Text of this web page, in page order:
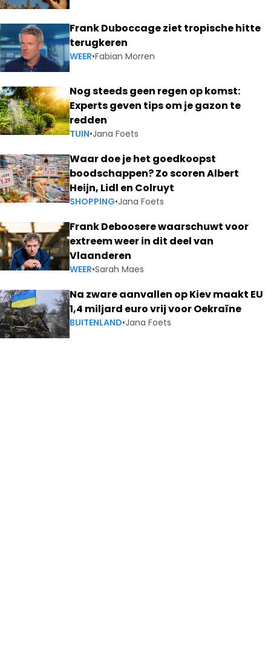
Frank Duboccage ziet tropische hitte
terugkeren
WEER•Fabian Morren
Nog steeds geen regen op komst:
Experts geven tips om je gazon te
redden
TUIN•Jana Foets
Waar doe je het goedkoopst
boodschappen? Zo scoren Albert
Heijn, Lidl en Colruyt
SHOPPING•Jana Foets
Frank Deboosere waarschuwt voor
extreem weer in dit deel van
Vlaanderen
WEER•Sarah Maes
Na zware aanvallen op Kiev maakt EU
1,4 miljard euro vrij voor Oekraïne
BUITENLAND•Jana Foets